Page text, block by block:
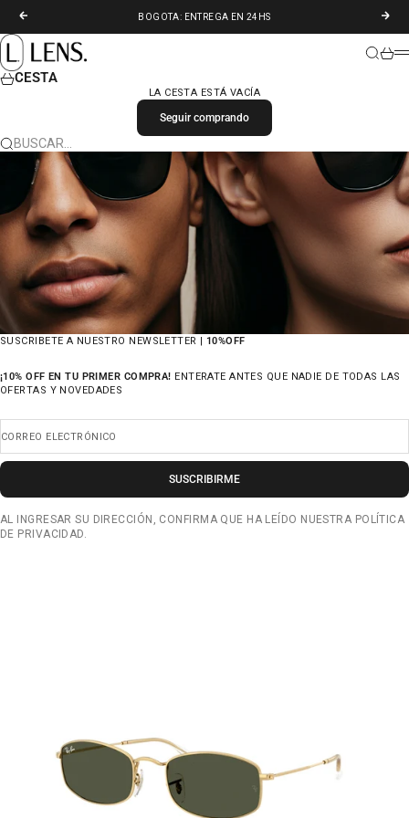
ANTERIOR
BOGOTA: ENTREGA EN 24HS
LENS. COLOMBIA
BUSCAR
CESTA
LA CESTA ESTÁ VACÍA
Seguir comprando
BUSCAR…
SUSCRIBETE A NUESTRO NEWSLETTER | 10%OFF
¡10% OFF EN TU PRIMER COMPRA! ENTERATE ANTES QUE NADIE DE TODAS LAS
OFERTAS Y NOVEDADES
CORREO ELECTRÓNICO
SUSCRIBIRME
AL INGRESAR SU DIRECCIÓN, CONFIRMA QUE HA LEÍDO NUESTRA POLÍTICA
DE PRIVACIDAD.